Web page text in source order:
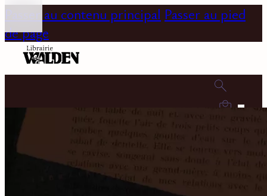
Passer au contenu principal Passer au pied
de page
0